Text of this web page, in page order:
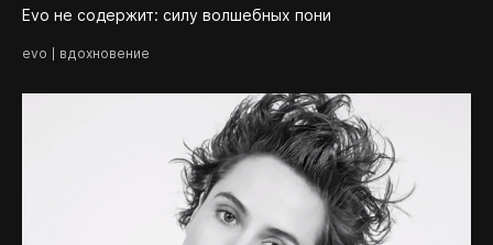
Evo не содержит: силу волшебных пони
evo вдохновение